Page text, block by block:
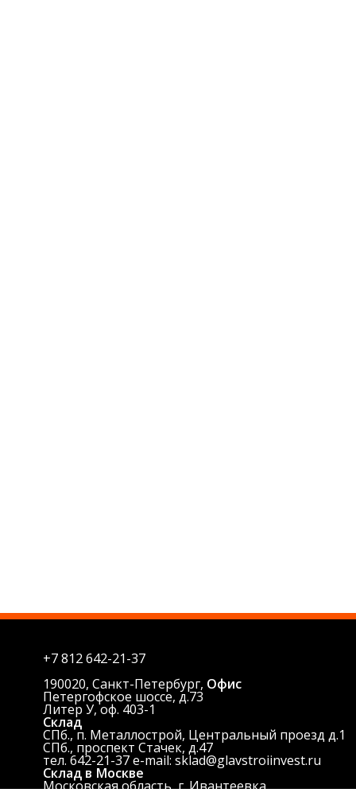
+7 812642-21-37
190020, Санкт-Петербург, Офис
Петергофское шоссе, д.73
Литер У, оф. 403-1
Склад
СПб., п. Металлострой, Центральный проезд д.1
СПб., проспект Стачек, д.47
тел. 642-21-37 e-mail: sklad@glavstroiinvest.ru
Склад в Москве
Московская область, г. Ивантеевка,